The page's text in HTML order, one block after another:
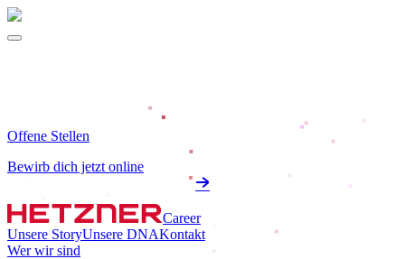
Offene Stellen
Bewirb dich jetzt online
Career
Unsere StoryUnsere DNAKontakt
Wer wir sind